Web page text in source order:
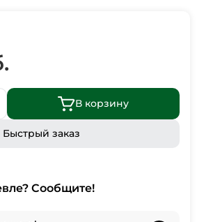
В корзину
Быстрый заказ
Сообщите!